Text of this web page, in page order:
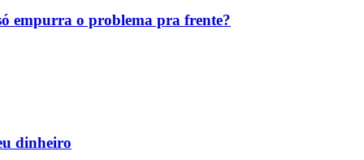
empurra o problema pra frente?
dinheiro